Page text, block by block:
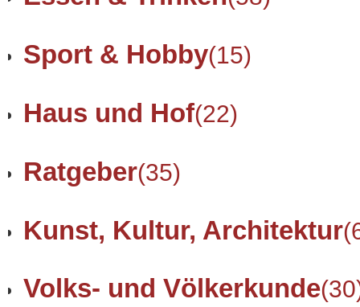
Sport & Hobby(15)
Haus und Hof(22)
Ratgeber(35)
Kunst, Kultur, Architektur
Volks- und Völkerkunde